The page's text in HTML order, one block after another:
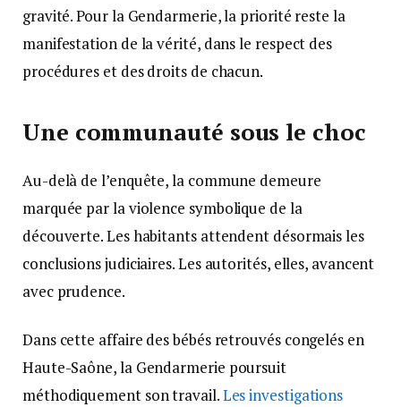
gravité. Pour la Gendarmerie, la priorité reste la
manifestation de la vérité, dans le respect des
procédures et des droits de chacun.
Une communauté sous le choc
Au-delà de l’enquête, la commune demeure
marquée par la violence symbolique de la
découverte. Les habitants attendent désormais les
conclusions judiciaires. Les autorités, elles, avancent
avec prudence.
Dans cette affaire des bébés retrouvés congelés en
Haute-Saône, la Gendarmerie poursuit
méthodiquement son travail.Les investigations